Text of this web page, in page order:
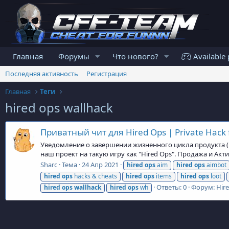
Главная Форумы Что нового? Available
Последняя активность
Регистрация
Главная
Теги
hired ops wallhack
Приватный чит для Hired Ops | Private Hack
Уведомление о завершении жизненного цикла продукта
наш проект на такую игру как "Hired Ops". Продажа и
Sharc Тема 24 Апр 2021 hired opsaim hired opsaimbot
hired ops hacks & cheats hired ops items hired ops loot
hired opswallhack hired opswh Ответы: 0 Форум: